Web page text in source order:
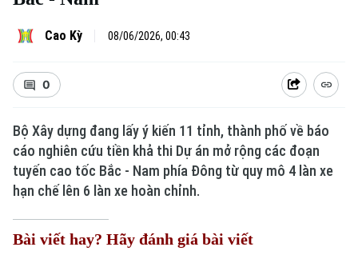
Cao Kỳ 08/06/2026, 00:43
0
Bộ Xây dựng đang lấy ý kiến 11 tỉnh, thành phố về báo
cáo nghiên cứu tiền khả thi Dự án mở rộng các đoạn
tuyến cao tốc Bắc - Nam phía Đông từ quy mô 4 làn xe
hạn chế lên 6 làn xe hoàn chỉnh.
Bài viết hay? Hãy đánh giá bài viết